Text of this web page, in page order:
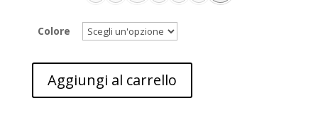
Colore
Aggiungi al carrello